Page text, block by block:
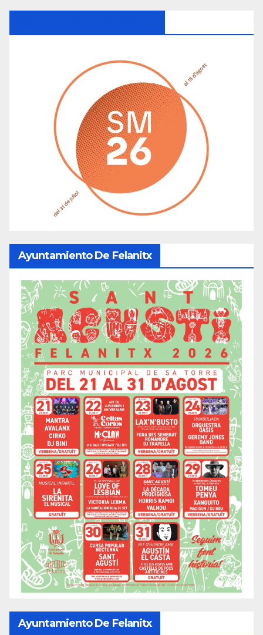
Ayuntamiento De Felanitx
Ayuntamiento De Felanitx